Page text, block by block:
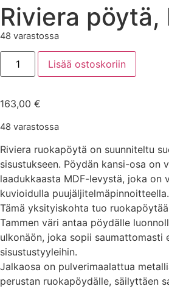
Riviera pöytä,
48 varastossa
Lisää ostoskoriin
163,00 €
48 varastossa
Riviera ruokapöytä on suunniteltu
sisustukseen. Pöydän kansi-osa on
laadukkaasta MDF-levystä, joka on
kuvioidulla puujäljitelmäpinnoitteella.
Tämä yksityiskohta tuo
Tammen väri antaa pöydälle
ulkonäön, joka sopii saumattomasti
sisustustyyleihin.
Jalkaosa on pulverimaalattua
perustan ruokapöydälle, säilyttäen